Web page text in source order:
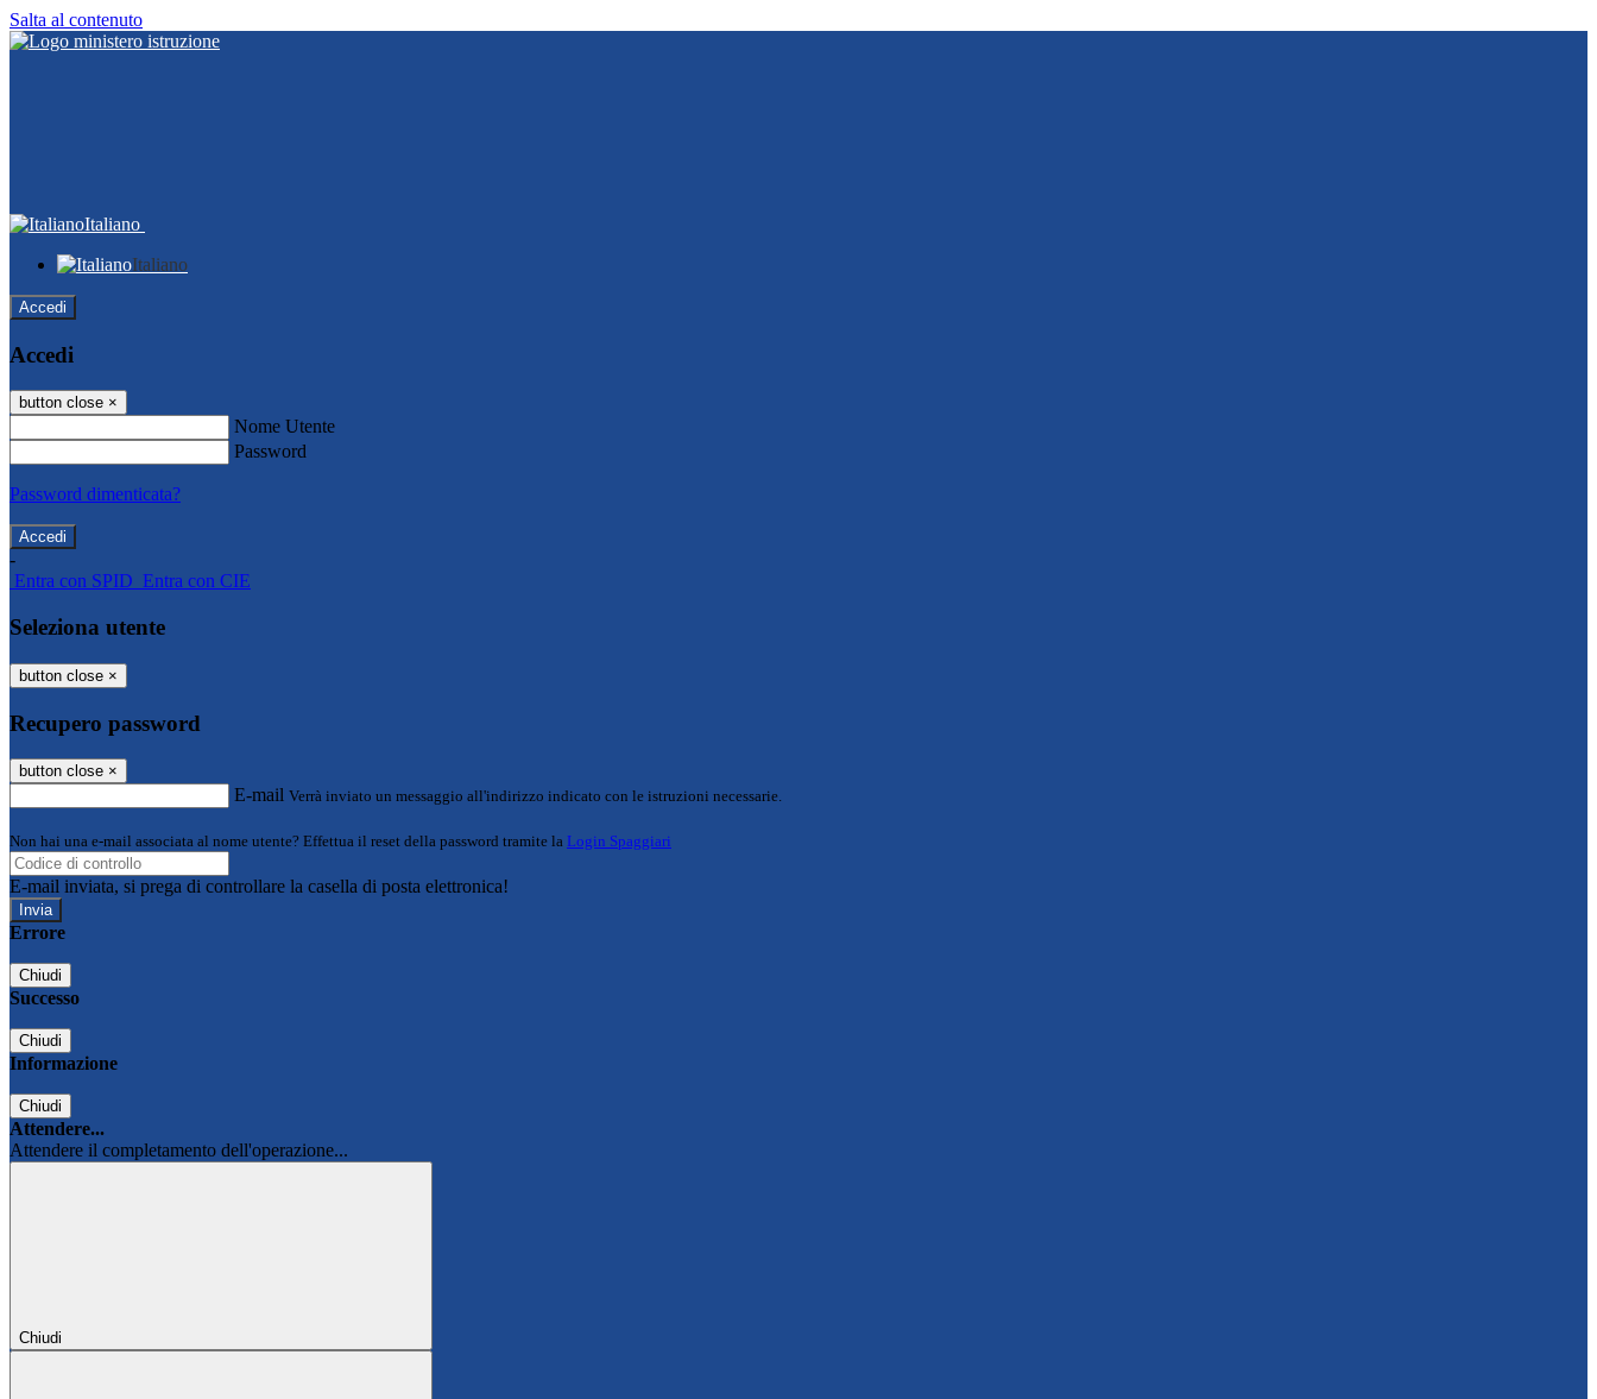
Salta al contenuto
Italiano
Italiano
Accedi
Accedi
button close ×
Nome Utente
Password
Password dimenticata?
-
Entra con SPID Entra con CIE
Seleziona utente
button close ×
Recupero password
button close ×
E-mail Verrà inviato un messaggio all'indirizzo indicato con le istruzioni necessarie.
Non hai una e-mail associata al nome utente? Effettua il reset della password tramite la Login Spaggiari
E-mail inviata, si prega di controllare la casella di posta elettronica!
Errore
Chiudi
Successo
Chiudi
Informazione
Chiudi
Attendere...
Attendere il completamento dell'operazione...
Chiudi